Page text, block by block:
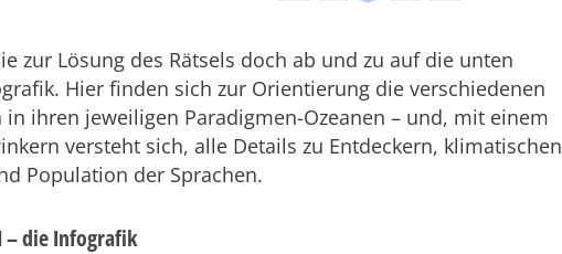
zur Lösung des Rätsels doch ab und zu auf die unten
Hier finden sich zur Orientierung die verschiedenen
in ihren jeweiligen Paradigmen-Ozeanen – und, mit einem
versteht sich, alle Details zu Entdeckern, klimatischen
Population der Sprachen.
– die Infografik